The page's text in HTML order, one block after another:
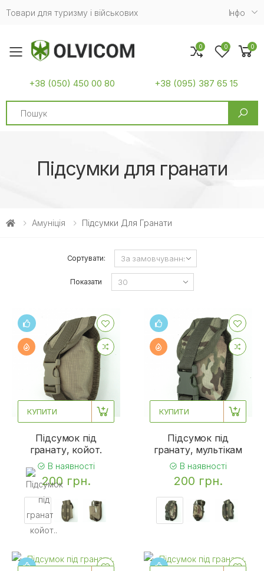
Товари для туризму і військових Iнфо
Toggle mobile menu
+38 (050) 450 00 80 +38 (095) 387 65 15
Search
0 0 0
Підсумки для гранати
Амуніція Підсумки Для Гранати
Сортувати:
Показати
КУПИТИ
Підсумок під
гранату, койот.
В наявності
200 грн.
КУПИТИ
Підсумок під
гранату, мультікам
В наявності
200 грн.